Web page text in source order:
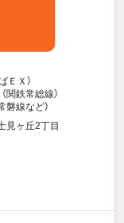
ＥＸ）
関鉄常総線）
磐線など）
見ヶ丘2丁目